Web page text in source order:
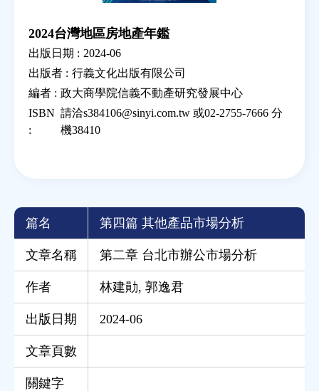
2024台灣地區房地產年鑑
出版日期 : 2024-06
出版者 : 行義文化出版有限公司
編者 : 政大商學院信義不動產研究發展中心
ISBN
:
請洽s384106@sinyi.com.tw 或02-2755-7666 分
機38410
篇名 第四篇 其他產品市場分析
文章名稱 第二章 台北市辦公市場分析
作者 林建勛,郭逸君
出版日期 2024-06
文章頁數
關鍵字